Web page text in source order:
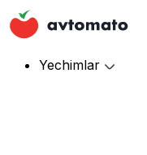
Yechimlar